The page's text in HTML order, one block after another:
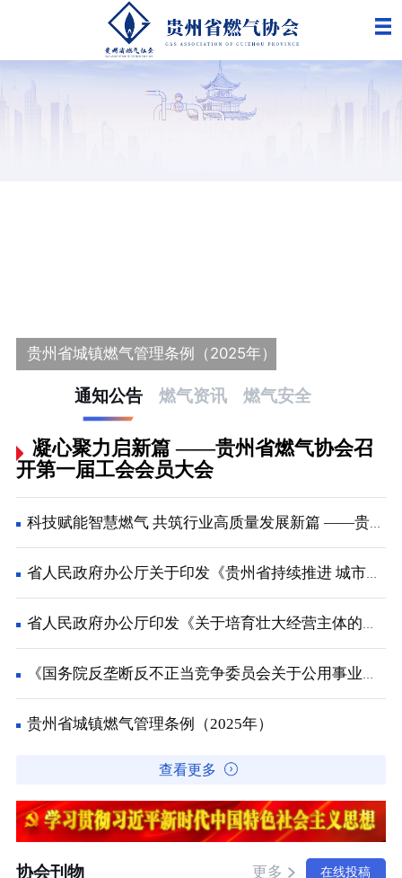
贵州省城镇燃气管理条例（2025年）
通知公告 燃气资讯 燃气安全
凝心聚力启新篇 ——贵州省燃气协会召
开第一届工会会员大会
科技赋能智慧燃气 共筑行业高质量发展新篇 ——贵州省燃气协会2026年会员大会在兴义顺利召开
省人民政府办公厅关于印发《贵州省持续推进 城市更新行动工作方案》的通知
省人民政府办公厅印发《关于培育壮大经营主体的若干政策措施》的通知
《国务院反垄断反不正当竞争委员会关于公用事业领域的反垄断指南》解读
贵州省城镇燃气管理条例（2025年）
查看更多
协会刊物 更多 在线投稿